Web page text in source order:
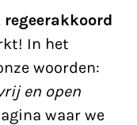
regeerakkoord
In het
woorden:
en open
waar we